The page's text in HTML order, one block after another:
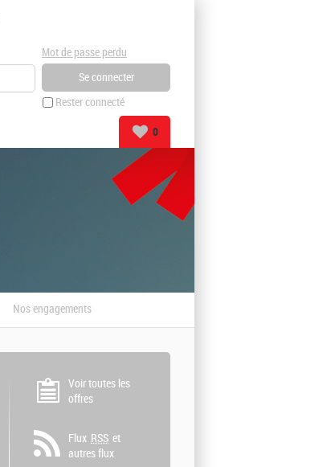
Rester connecté
Mot de passe perdu
0
Nos engagements
Voir toutes les
offres
Flux RSS et
autres flux